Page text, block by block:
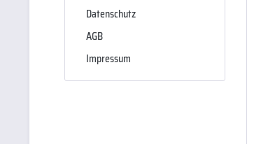
Datenschutz
AGB
Impressum